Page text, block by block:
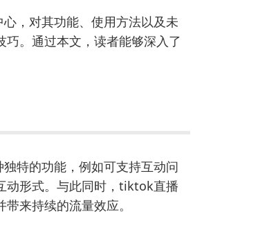
，对其功能、使用方法以及未
。通过本文，读者能够深入了
特的功能，例如可支持互动问
动形式。与此同时，tiktok直播
来持续的流量效应。